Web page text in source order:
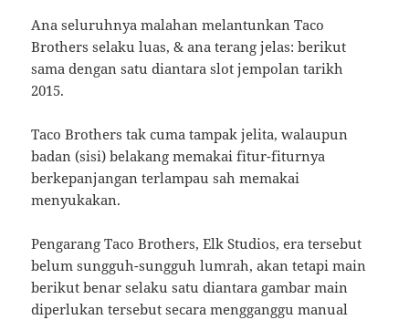
Ana seluruhnya malahan melantunkan Taco
Brothers selaku luas, & ana terang jelas: berikut
sama dengan satu diantara slot jempolan tarikh
2015.
Taco Brothers tak cuma tampak jelita, walaupun
badan (sisi) belakang memakai fitur-fiturnya
berkepanjangan terlampau sah memakai
menyukakan.
Pengarang Taco Brothers, Elk Studios, era tersebut
belum sungguh-sungguh lumrah, akan tetapi main
berikut benar selaku satu diantara gambar main
diperlukan tersebut secara mengganggu manual